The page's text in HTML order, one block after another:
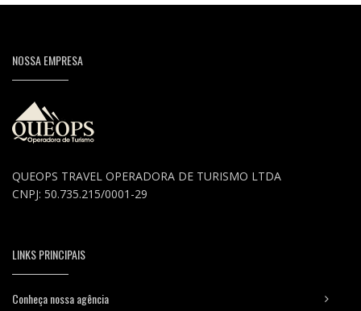
NOSSA EMPRESA
QUEOPS TRAVEL OPERADORA DE TURISMO LTDA
CNPJ: 50.735.215/0001-29
LINKS PRINCIPAIS
Conheça nossa agência